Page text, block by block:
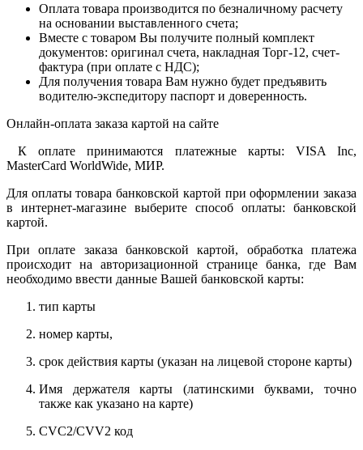
Оплата товара производится по безналичному расчету
на основании выставленного счета;
Вместе с товаром Вы получите полный комплект
документов: оригинал счета, накладная Торг-12, счет-
фактура (при оплате с НДС);
Для получения товара Вам нужно будет предъявить
водителю-экспедитору паспорт и доверенность.
Онлайн-оплата заказа картой на сайте
К оплате принимаются платежные карты: VISA Inc,
MasterCard WorldWide, МИР.
Для оплаты товара банковской картой при оформлении заказа
в интернет-магазине выберите способ оплаты: банковской
картой.
При оплате заказа банковской картой, обработка платежа
происходит на авторизационной странице банка, где Вам
необходимо ввести данные Вашей банковской карты:
тип карты
номер карты,
срок действия карты (указан на лицевой стороне карты)
Имя держателя карты (латинскими буквами, точно
также как указано на карте)
CVC2/CVV2 код